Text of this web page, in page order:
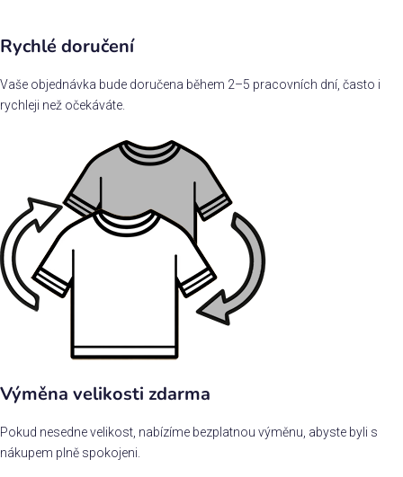
Rychlé doručení
Vaše objednávka bude doručena během 2–5 pracovních dní, často i
rychleji než očekáváte.
Výměna velikosti zdarma
Pokud nesedne velikost, nabízíme bezplatnou výměnu, abyste byli s
nákupem plně spokojeni.